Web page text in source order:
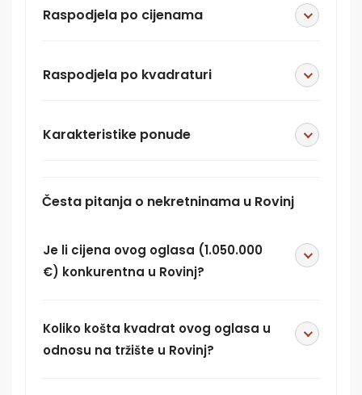
Raspodjela po cijenama
Raspodjela po kvadraturi
Karakteristike ponude
Česta pitanja o nekretninama u Rovinj
Je li cijena ovog oglasa (1.050.000
€) konkurentna u Rovinj?
Koliko košta kvadrat ovog oglasa u
odnosu na tržište u Rovinj?